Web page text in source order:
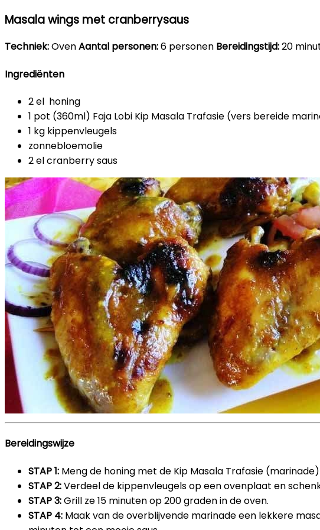
Masala wings met cranberrysaus
Techniek:OvenAantal personen:6 personen Bereidingstijd:20
Ingrediënten
2 el honing
1 pot (360ml) Faja Lobi Kip Masala Trafasie (vers bereide
1 kg kippenvleugels
zonnebloemolie
2 el cranberry saus
Bereidingswijze
STAP 1: Meng de honing met de Kip Masala Trafasie
STAP 2:Verdeel de kippenvleugels op een ovenplaat en
STAP 3:Grill ze 15 minuten op 200 graden in de oven.
STAP 4: Maak van de overblijvende marinade een lekkere